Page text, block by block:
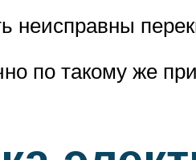
неисправны
по такому же